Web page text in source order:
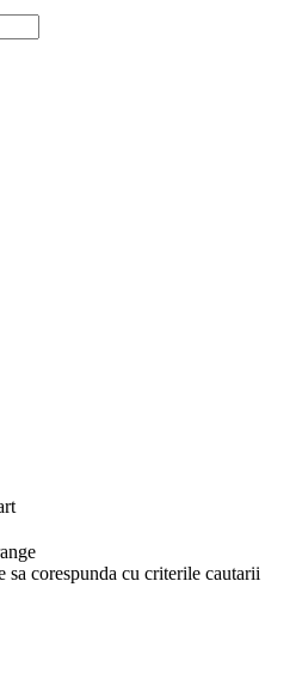
sa corespunda cu criterile cautarii